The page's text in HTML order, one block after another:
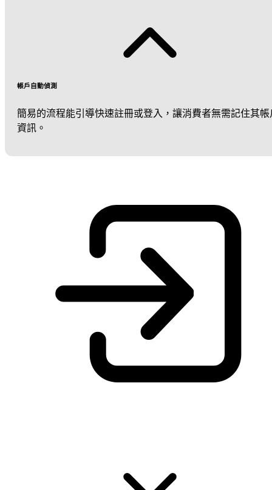
帳戶自動偵測
簡易的流程能引導快速註冊或登入，讓消費者無需記住其帳
資訊。